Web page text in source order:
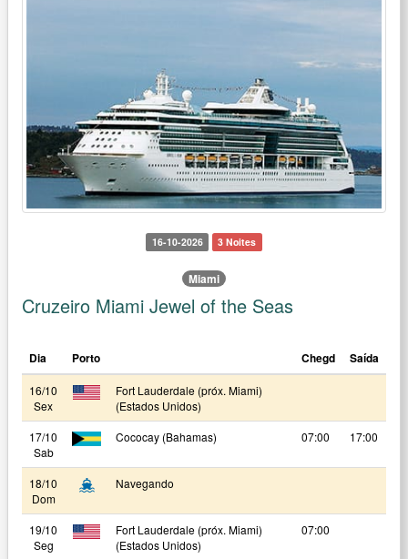
16-10-2026 3 Noites
Miami
Cruzeiro Miami Jewel of the Seas
Dia Porto Chegd Saída
16/10
Sex
Fort Lauderdale (próx. Miami)
(Estados Unidos)
17/10
Sab
Cococay (Bahamas) 07:00 17:00
18/10
Dom
Navegando
19/10
Seg
Fort Lauderdale (próx. Miami)
(Estados Unidos)
07:00